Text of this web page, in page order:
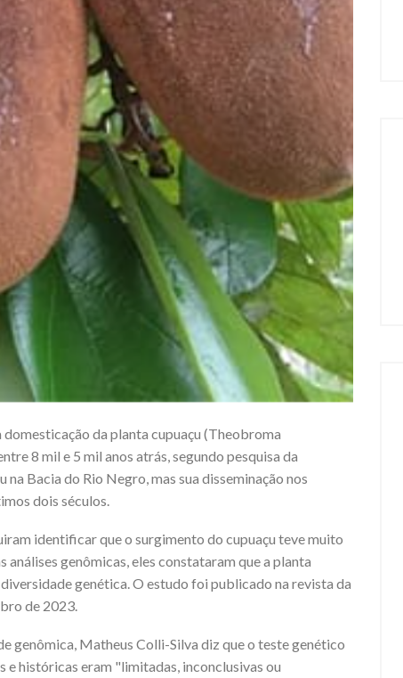
domesticação da planta cupuaçu (Theobroma
8 mil e 5 mil anos atrás, segundo pesquisa da
na Bacia do Rio Negro, mas sua disseminação nos
dois séculos.
identificar que o surgimento do cupuaçu teve muito
genômicas, eles constataram que a planta
genética. O estudo foi publicado na revista da
de 2023.
genômica, Matheus Colli-Silva diz que o teste genético
e históricas eram "limitadas, inconclusivas ou